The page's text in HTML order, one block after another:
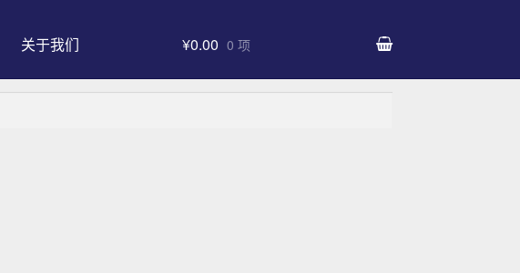
关于我们 ¥0.00 0 项